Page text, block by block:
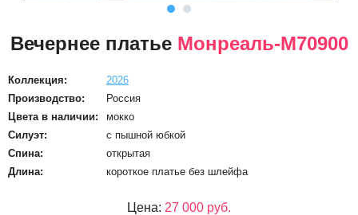
Вечернее платье Монреаль-М70900
Коллекция:
2026
Производство:
Россия
Цвета в наличии:
мокко
Силуэт:
с пышной юбкой
Спина:
открытая
Длина:
короткое платье без шлейфа
Цена: 27 000 руб.